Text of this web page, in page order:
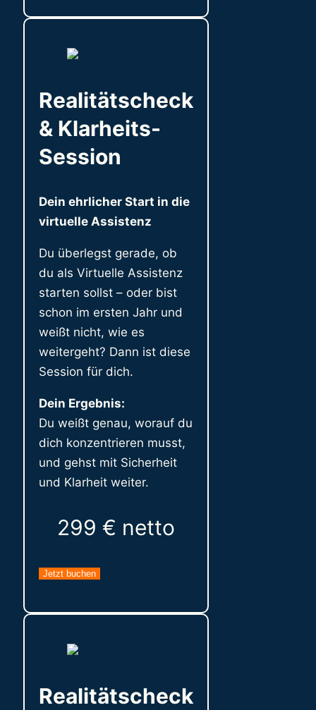
Realitätscheck
& Klarheits-
Session
Dein ehrlicher Start in die
virtuelle Assistenz
Du überlegst gerade, ob
du als Virtuelle Assistenz
starten sollst – oder bist
schon im ersten Jahr und
weißt nicht, wie es
weitergeht? Dann ist diese
Session für dich.
Dein Ergebnis:
Du weißt genau, worauf du
dich konzentrieren musst,
und gehst mit Sicherheit
und Klarheit weiter.
299 € netto
Jetzt buchen
Realitätscheck